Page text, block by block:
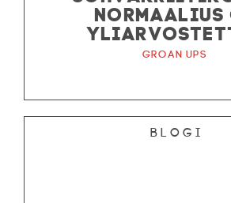
NORMAALIUS
Groan Ups
Blogi